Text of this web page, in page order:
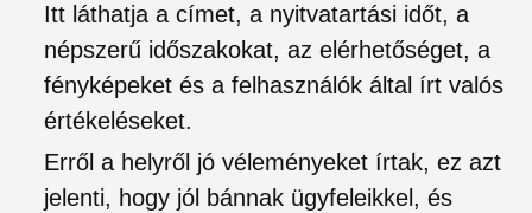
Itt láthatja a címet, a nyitvatartási időt, a
népszerű időszakokat, az elérhetőséget, a
fényképeket és a felhasználók által írt valós
értékeléseket.
Erről a helyről jó véleményeket írtak, ez azt
jelenti, hogy jól bánnak ügyfeleikkel, és